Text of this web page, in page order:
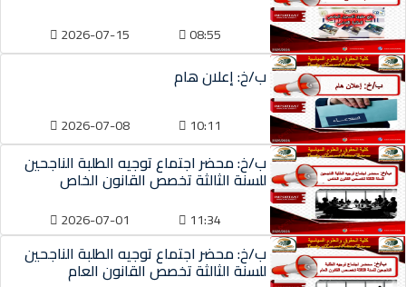
08:55
2026-07-15
ب/خ: إعلان هام
10:11
2026-07-08
ب/خ: محضر اجتماع توجيه الطلبة الناجحين
للسنة الثالثة تخصص القانون الخاص
11:34
2026-07-01
ب/خ: محضر اجتماع توجيه الطلبة الناجحين
للسنة الثالثة تخصص القانون العام